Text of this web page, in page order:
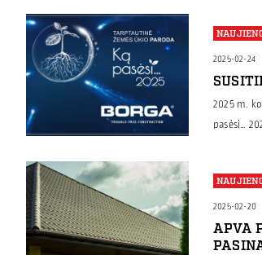
2025-02-24
2025 m.
pasėsi…
žuvivaisai
paroda
2025-02-20
APVA